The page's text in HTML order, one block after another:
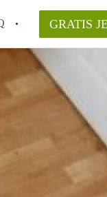
Kamer in Den Haag?
GRATIS